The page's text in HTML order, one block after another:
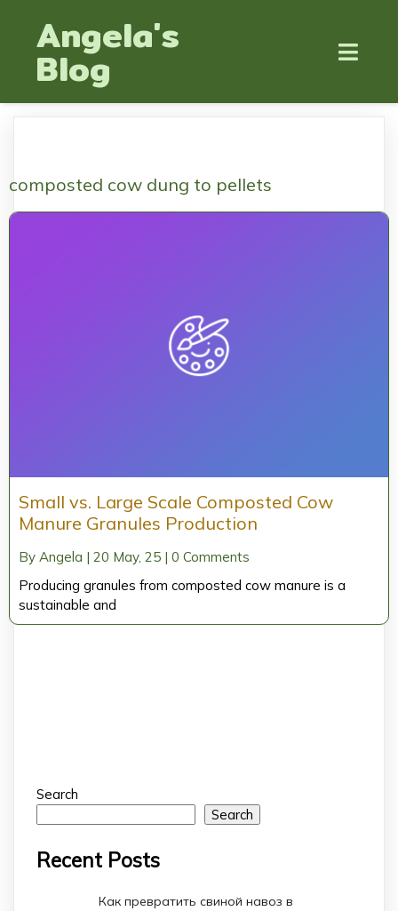
Angela's
Blog
composted cow dung to pellets
Small vs. Large Scale Composted Cow
Manure Granules Production
By Angela | 20 May, 25 | 0 Comments
Producing granules from composted cow manure is a
sustainable and
Search
Search
Recent Posts
Как превратить свиной навоз в